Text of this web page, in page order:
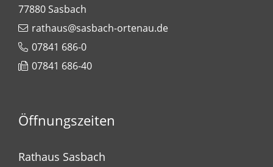
77880Sasbach
rathaus@sasbach-ortenau.de
07841 686-0
07841 686-40
Öffnungszeiten
Rathaus Sasbach